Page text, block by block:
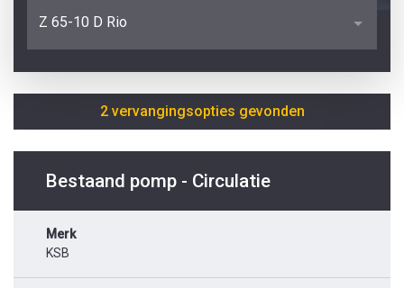
Z 65-10 D Rio
2 vervangingsopties gevonden
Bestaand pomp - Circulatie
Merk
KSB